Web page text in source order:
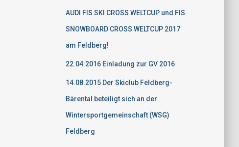
AUDI FIS SKI CROSS WELTCUP und FIS
SNOWBOARD CROSS WELTCUP 2017
am Feldberg!
22.04.2016 Einladung zur GV 2016
14.08.2015 Der Skiclub Feldberg-
Bärental beteiligt sich an der
Wintersportgemeinschaft (WSG)
Feldberg